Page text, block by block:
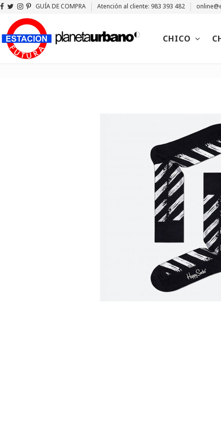
GUÍA DE COMPRA Atención al cliente: 983 393 482
CHICO